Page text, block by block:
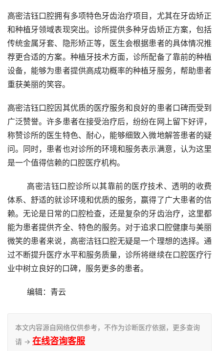
高密洁钰口腔拥有多项特色牙齿治疗项目，尤其在牙齿矫正
和种植牙领域表现突出。诊所提供多种牙齿矫正方案，包括
传统金属牙套、隐形矫正等，医生会根据患者的具体情况推
荐更合适的方案。种植牙技术方面，诊所配备了靠前的种植
设备，能够为患者提供高成功概率的种植牙服务，帮助患者
重获美丽的笑容。
高密洁钰口腔因其优质的医疗服务和良好的患者口碑而受到
广泛赞誉。许多患者在接受治疗后，纷纷在网上留下好评，
称赞诊所的医生特色、耐心，能够细致入微地解答患者的疑
问。同时，患者也对诊所的环境和服务表示满意，认为这里
是一个值得信赖的口腔医疗机构。
体系、舒适的就诊环境和优质的服务，赢得了广大患者的信
赖。无论是日常的口腔检查，还是复杂的牙齿治疗，这里都
能为患者提供齐全、特色的服务。对于追求口腔健康与美丽
微笑的患者来说，高密洁钰口腔无疑是一个理想的选择。通
过不断提升医疗水平和服务质量，诊所将继续在口腔医疗行
业中树立良好的口碑，服务更多的患者。
	编辑：青云
本文内容源自网络仅供参考，不作为诊断医疗依据，更多查询
请 → 在线咨询客服